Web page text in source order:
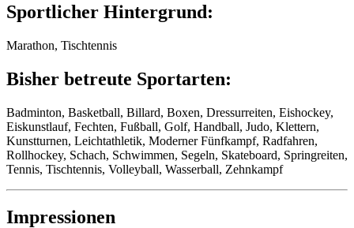
Sportlicher Hintergrund:
Marathon, Tischtennis
Bisher betreute Sportarten:
Badminton, Basketball, Billard, Boxen, Dressurreiten, Eishockey,
Eiskunstlauf, Fechten, Fußball, Golf, Handball, Judo, Klettern,
Kunstturnen, Leichtathletik, Moderner Fünfkampf, Radfahren,
Rollhockey, Schach, Schwimmen, Segeln, Skateboard, Springreiten,
Tennis, Tischtennis, Volleyball, Wasserball, Zehnkampf
Impressionen